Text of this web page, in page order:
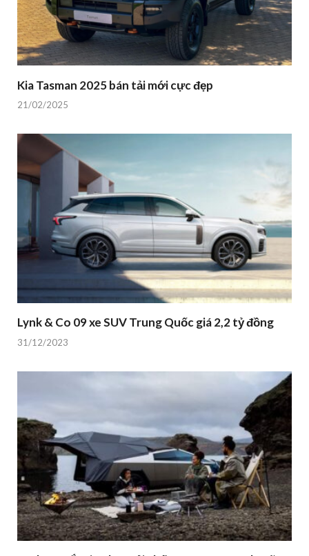
Kia Tasman 2025 bán tải mới cực đẹp
21/02/2025
Lynk & Co 09 xe SUV Trung Quốc giá 2,2 tỷ đồng
31/12/2023